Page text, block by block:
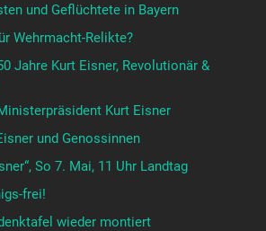
und Geflüchtete in Bayern
Wehrmacht-Relikte?
Jahre Kurt Eisner, Revolutionär &
Kurt Eisner
und Genossinnen
So 7. Mai, 11 Uhr Landtag
frei!
wieder montiert